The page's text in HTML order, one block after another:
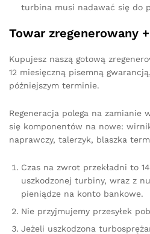
turbina musi nadawać się do
Towar zregenerowany
Kupujesz naszą gotową
12 miesięczną pisemną
późniejszym terminie.
Regeneracja polega na zamianie
się komponentów na nowe:
naprawczy, talerzyk, blaszka
Czas na zwrot przekładni to
uszkodzonej turbiny, wraz z
pieniądze na konto bankowe.
Nie przyjmujemy przesyłek
Jeżeli uszkodzona